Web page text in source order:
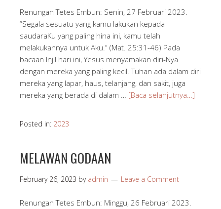
Renungan Tetes Embun: Senin, 27 Februari 2023.
“Segala sesuatu yang kamu lakukan kepada
saudaraKu yang paling hina ini, kamu telah
melakukannya untuk Aku.” (Mat. 25:31-46) Pada
bacaan Injil hari ini, Yesus menyamakan diri-Nya
dengan mereka yang paling kecil. Tuhan ada dalam diri
mereka yang lapar, haus, telanjang, dan sakit, juga
mereka yang berada di dalam … [Baca selanjutnya…]
Posted in: 2023
MELAWAN GODAAN
February 26, 2023 by admin Leave a Comment
Renungan Tetes Embun: Minggu, 26 Februari 2023.